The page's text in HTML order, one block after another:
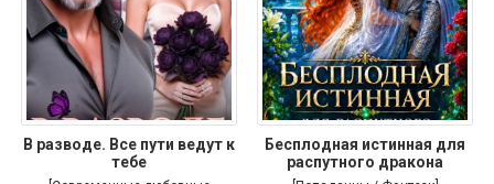
В разводе. Все пути ведут к
тебе
Бесплодная истинная для
распутного дракона